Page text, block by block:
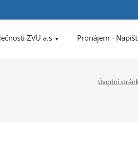
ZVU a.s Pronájem -
Úvodní